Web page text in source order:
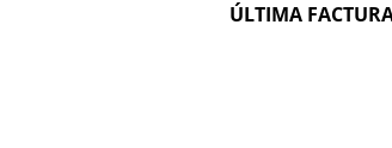
ÚLTIMA